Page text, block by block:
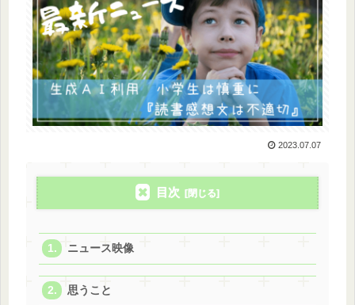
2023.07.07
目次
ニュース映像
思うこと